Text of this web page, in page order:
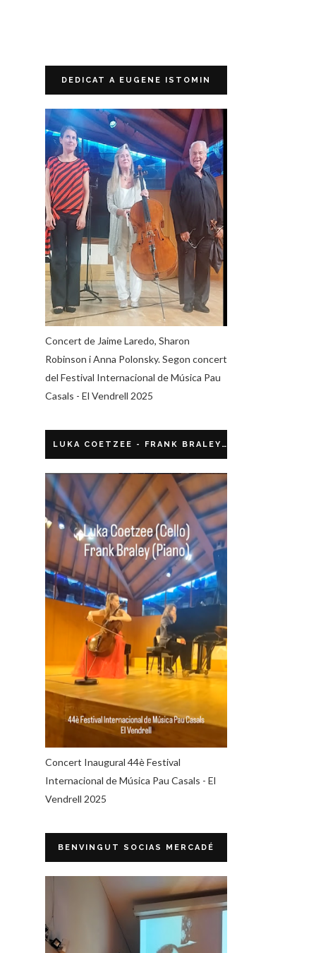
DEDICAT A EUGENE ISTOMIN
Concert de Jaime Laredo, Sharon
Robinson i Anna Polonsky. Segon concert
del Festival Internacional de Música Pau
Casals - El Vendrell 2025
LUKA COETZEE - FRANK BRALEY
Concert Inaugural 44è Festival
Internacional de Música Pau Casals - El
Vendrell 2025
BENVINGUT SOCIAS MERCADÉ